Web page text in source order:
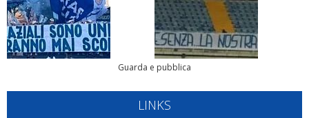
Guarda e pubblica
LINKS